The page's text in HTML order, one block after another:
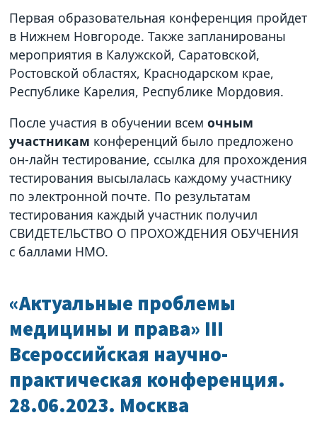
Первая образовательная конференция пройдет
в Нижнем Новгороде. Также запланированы
мероприятия в Калужской, Саратовской,
Ростовской областях, Краснодарском крае,
Республике Карелия, Республике Мордовия.
После участия в обучении всемочным
участникам конференций было предложено
он-лайн тестирование, ссылка для прохождения
тестирования высылалась каждому участнику
по электронной почте. По результатам
тестирования каждый участник получил
СВИДЕТЕЛЬСТВО О ПРОХОЖДЕНИЯ ОБУЧЕНИЯ
с баллами НМО.
«Актуальные проблемы
медицины и права» III
Всероссийская научно-
практическая конференция.
28.06.2023. Москва